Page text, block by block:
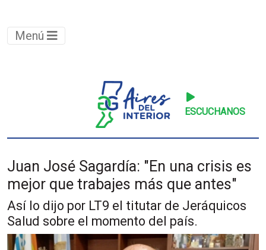
Menú
ESCUCHANOS
Juan José Sagardía: "En una crisis es
mejor que trabajes más que antes"
Así lo dijo por LT9 el titutar de Jeráquicos
Salud sobre el momento del país.